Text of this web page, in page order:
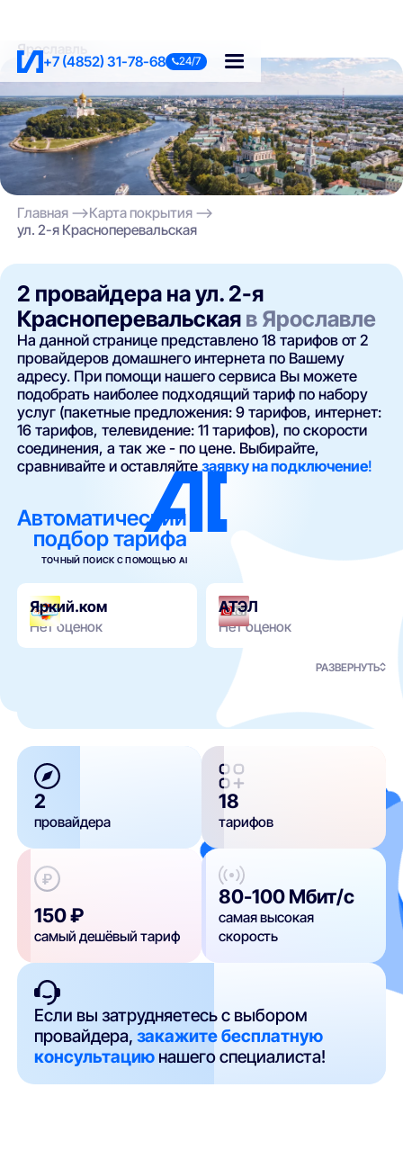
+7 (4852) 31-78-68 24/7
Ярославль
Главная
Карта покрытия
ул. 2-я Красноперевальская
2 провайдера на ул. 2-я
Красноперевальская в Ярославле
На данной странице представлено 18 тарифов от 2
провайдеров домашнего интернета по Вашему
адресу. При помощи нашего сервиса Вы можете
подобрать наиболее подходящий тариф по набору
услуг (пакетные предложения: 9 тарифов, интернет:
16 тарифов, телевидение: 11 тарифов), по скорости
соединения, а так же - по цене. Выбирайте,
сравнивайте и оставляйтезаявку на подключение!
Автоматический
подбор тарифа
ТОЧНЫЙ ПОИСК С ПОМОЩЬЮ AI
Яркий.ком
Нет оценок
АТЭЛ
Нет оценок
РАЗВЕРНУТЬ
2
провайдера
18
тарифов
150 ₽
самый дешёвый тариф
80-100 Мбит/с
самая высокая
скорость
Если вы затрудняетесь с выбором
провайдера,закажите бесплатную
консультацию нашего специалиста!